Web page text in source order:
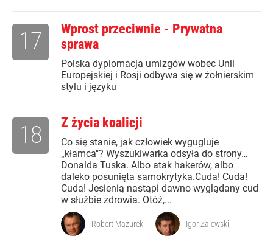
Wprost przeciwnie - Prywatna
sprawa
Polska dyplomacja umizgów wobec Unii
Europejskiej i Rosji odbywa się w żołnierskim
stylu i języku
17
Z życia koalicji
Co się stanie, jak człowiek wygugluje
„kłamca"? Wyszukiwarka odsyła do strony…
Donalda Tuska. Albo atak hakerów, albo
daleko posunięta samokrytyka.Cuda! Cuda!
Cuda! Jesienią nastąpi dawno wyglądany cud
w służbie zdrowia. Otóż,...
18
Robert Mazurek Igor Zalewski